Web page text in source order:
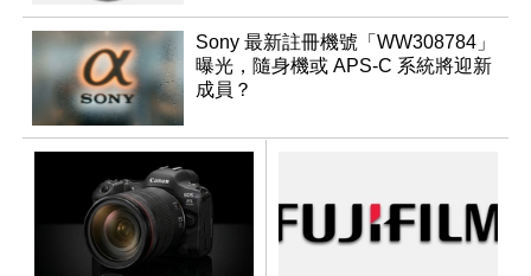
Sony 最新註冊機號「WW308784」
曝光，隨身機或 APS-C 系統將迎新
成員？